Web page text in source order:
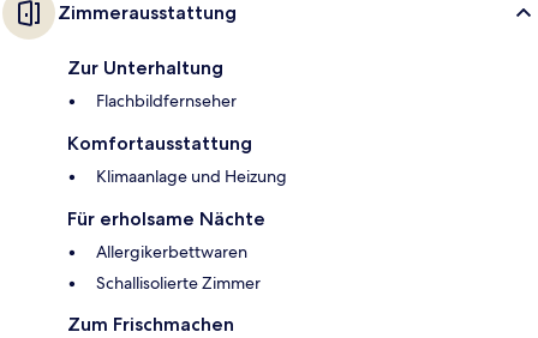
Zimmerausstattung
Zur Unterhaltung
Flachbildfernseher
Komfortausstattung
Klimaanlage und Heizung
Für erholsame Nächte
Allergikerbettwaren
Schallisolierte Zimmer
Zum Frischmachen